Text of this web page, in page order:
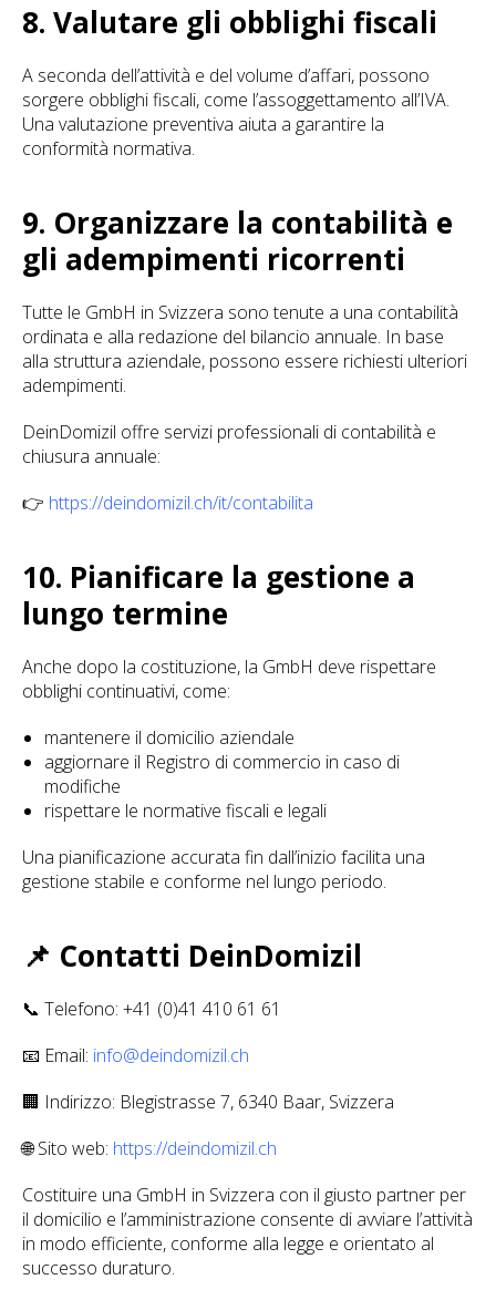
8. Valutare gli obblighi fiscali
A seconda dell’attività e del volume d’affari, possono
sorgere obblighi fiscali, come l’assoggettamento all’IVA.
Una valutazione preventiva aiuta a garantire la
conformità normativa.
9. Organizzare la contabilità e
gli adempimenti ricorrenti
Tutte le GmbH in Svizzera sono tenute a una contabilità
ordinata e alla redazione del bilancio annuale. In base
alla struttura aziendale, possono essere richiesti ulteriori
adempimenti.
DeinDomizil offre servizi professionali di contabilità e
chiusura annuale:
👉 https://deindomizil.ch/it/contabilita
10. Pianificare la gestione a
lungo termine
Anche dopo la costituzione, la GmbH deve rispettare
obblighi continuativi, come:
mantenere il domicilio aziendale
aggiornare il Registro di commercio in caso di
modifiche
rispettare le normative fiscali e legali
Una pianificazione accurata fin dall’inizio facilita una
gestione stabile e conforme nel lungo periodo.
📌 Contatti DeinDomizil
📞 Telefono: +41 (0)41 410 61 61
📧 Email: info@deindomizil.ch
🏢 Indirizzo: Blegistrasse 7, 6340 Baar, Svizzera
🌐 Sito web: https://deindomizil.ch
Costituire una GmbH in Svizzera con il giusto partner per
il domicilio e l’amministrazione consente di avviare l’attività
in modo efficiente, conforme alla legge e orientato al
successo duraturo.